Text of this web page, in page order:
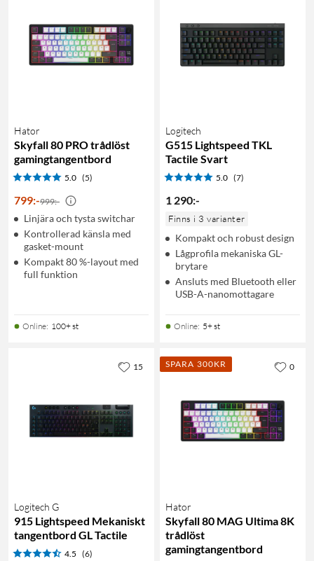
Hator
Skyfall 80 PRO trådlöst
gamingtangentbord
5.0 (5)
799:-999:-
Linjära och tysta switchar
Kontrollerad känsla med
gasket-mount
Kompakt 80 %-layout med
full funktion
Online: 100+ st
Logitech
G515 Lightspeed TKL
Tactile Svart
5.0 (7)
1 290:-
Finns i 3 varianter
Kompakt och robust design
Lågprofila mekaniska GL-
brytare
Ansluts med Bluetooth eller
USB-A-nanomottagare
Online: 5+ st
Logitech G
915 Lightspeed Mekaniskt
tangentbord GL Tactile
4.5 (6)
15 SPARA 300KR
Hator
Skyfall 80 MAG Ultima 8K
trådlöst
gamingtangentbord
0